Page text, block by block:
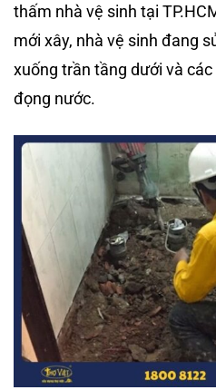
thấm nhà vệ sinh tại
mới xây, nhà vệ sinh đang
xuống trần tầng dưới và
đọng nước.